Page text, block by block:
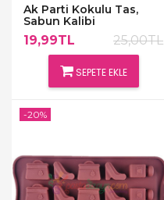
Ak Parti Kokulu Tas,
Sabun Kalibi
19,99TL 25,00TL
SEPETE EKLE
-20%